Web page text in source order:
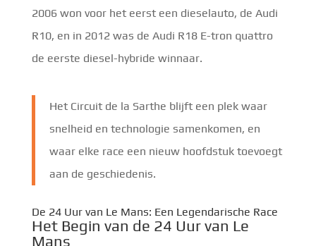
2006 won voor het eerst een dieselauto, de Audi
R10, en in 2012 was de Audi R18 E-tron quattro
de eerste diesel-hybride winnaar.
Het Circuit de la Sarthe blijft een plek waar
snelheid en technologie samenkomen, en
waar elke race een nieuw hoofdstuk toevoegt
aan de geschiedenis.
De 24 Uur van Le Mans: Een Legendarische Race
Het Begin van de 24 Uur van Le
Mans